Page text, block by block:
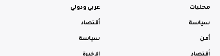
محليات
سياسة
أمن
أقتصاد
عربي ودولي
أقتصاد
سياسة
الاخيرة